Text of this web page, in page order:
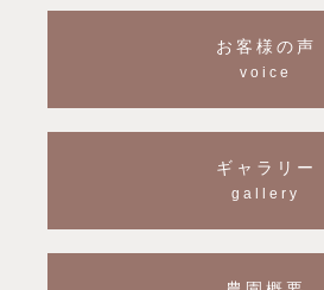
お客様の声
voice
ギャラリー
gallery